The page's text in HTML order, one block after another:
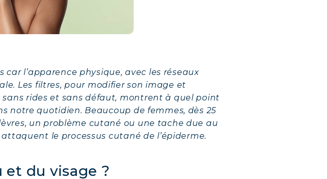
l’apparence physique, avec les réseaux
Les filtres, pour modifier son image et
rides et sans défaut, montrent à quel point
notre quotidien. Beaucoup de femmes, dès 25
un problème cutané ou une tache due au
le processus cutané de l’épiderme.
du visage ?